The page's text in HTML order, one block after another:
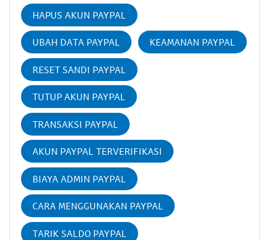
HAPUS AKUN PAYPAL
UBAH DATA PAYPAL KEAMANAN PAYPAL
RESET SANDI PAYPAL
TUTUP AKUN PAYPAL
TRANSAKSI PAYPAL
AKUN PAYPAL TERVERIFIKASI
BIAYA ADMIN PAYPAL
CARA MENGGUNAKAN PAYPAL
TARIK SALDO PAYPAL